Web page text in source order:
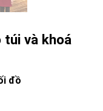
túi và khoá
đồ